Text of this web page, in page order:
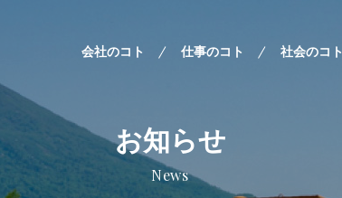
会社のコト 仕事のコト 社会のコト
お知らせ
News